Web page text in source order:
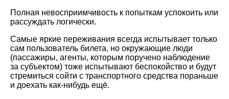
Полная невосприимчивость к попыткам успокоить или
рассуждать логически.
Самые яркие переживания всегда испытывает только
сам пользователь билета, но окружающие люди
(пассажиры, агенты, которым поручено наблюдение
за субъектом) тоже испытывают беспокойство и будут
стремиться сойти с транспортного средства пораньше
и доехать как-нибудь ещё.